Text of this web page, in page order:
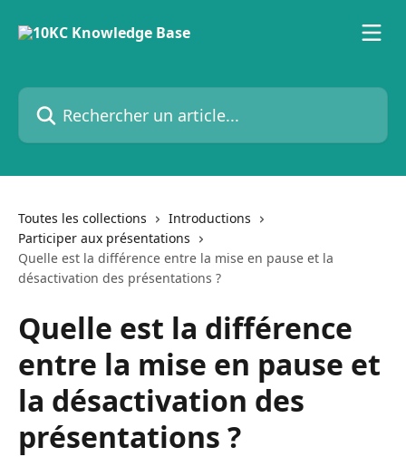
Rechercher un article...
Toutes les collections
Introductions
Participer aux présentations
Quelle est la différence entre la mise en pause et la
désactivation des présentations ?
Quelle est la différence
entre la mise en pause et
la désactivation des
présentations ?